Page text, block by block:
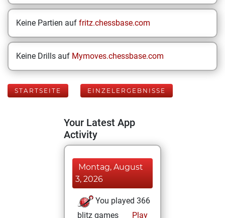
Keine Partien auf fritz.chessbase.com
Keine Drills auf Mymoves.chessbase.com
STARTSEITE EINZELERGEBNISSE
Your Latest App
Activity
Montag, August
3, 2026
You played 366
blitz games
Play